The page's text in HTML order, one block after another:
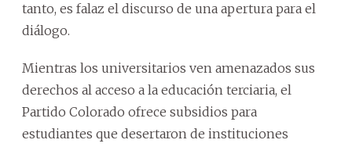
tanto, es falaz el discurso de una apertura para el
diálogo.
Mientras los universitarios ven amenazados sus
derechos al acceso a la educación terciaria, el
Partido Colorado ofrece subsidios para
estudiantes que desertaron de instituciones